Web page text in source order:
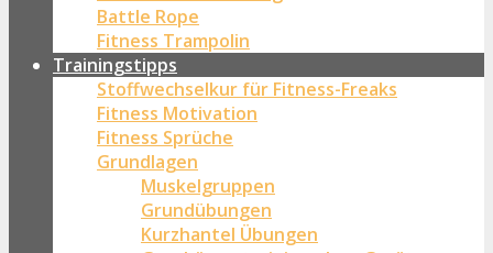
Battle Rope
Fitness Trampolin
Trainingstipps
Stoffwechselkur für Fitness-Freaks
Fitness Motivation
Fitness Sprüche
Grundlagen
Muskelgruppen
Grundübungen
Kurzhantel Übungen